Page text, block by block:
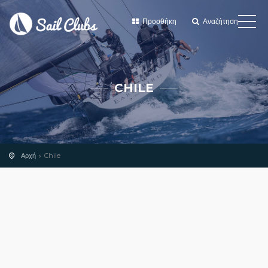
Προσθήκη Αναζήτηση
CHILE
Αρχή Chile